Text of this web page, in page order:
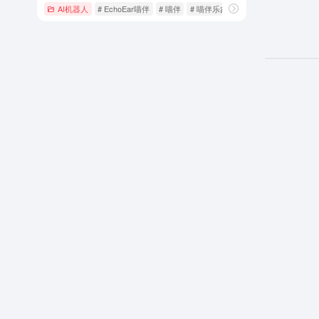
AI机器人 # EchoEar喵伴 # 喵伴 # 喵伴乐鑫